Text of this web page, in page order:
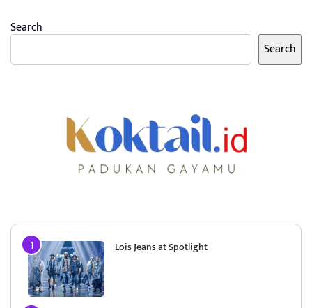
Search
Search
Lois Jeans at Spotlight